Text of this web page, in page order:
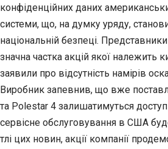
конфіденційних даних
системи, що, на думку уряду,
національній безпеці.
значна частка акцій якої належить
заявили про відсутність намірів
Виробник запевнив, що вже
та Polestar 4 залишатимуться
сервісне обслуговування в США
тлі цих новин, акції компанії